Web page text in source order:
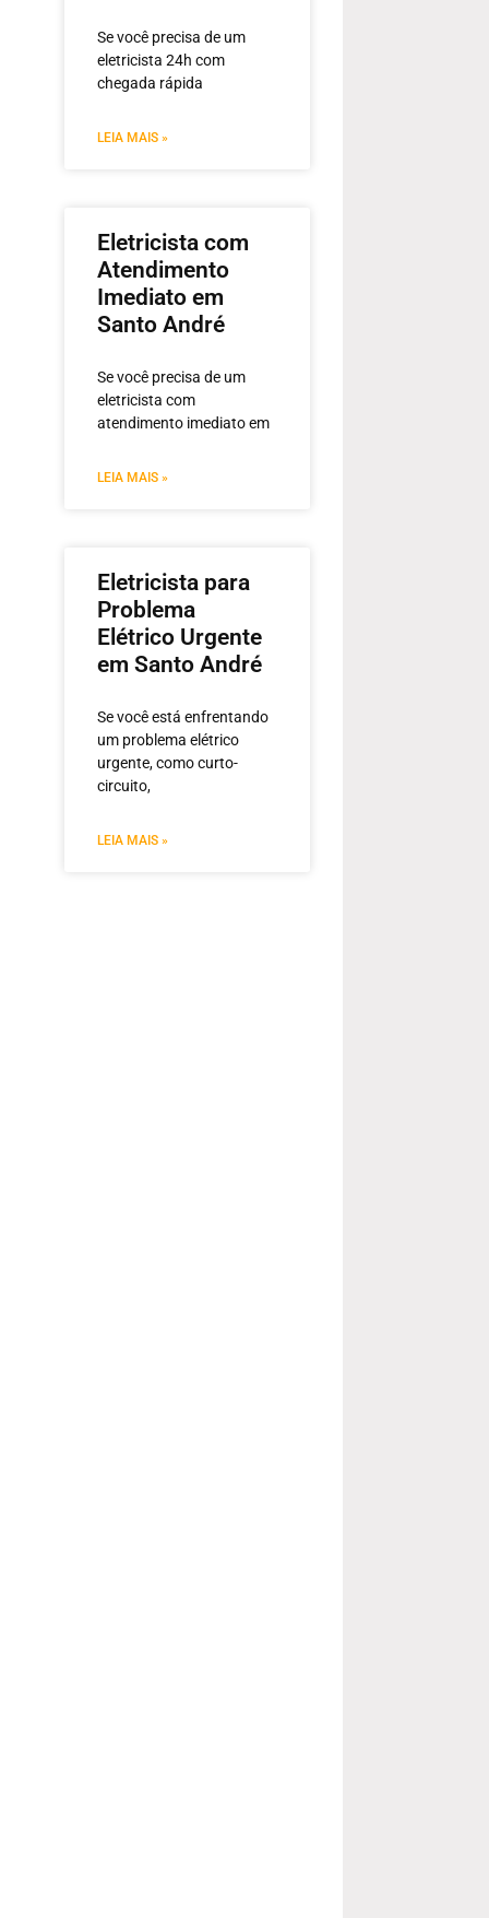
Se você precisa de um
eletricista 24h com
chegada rápida
LEIA MAIS »
Eletricista com
Atendimento
Imediato em
Santo André
Se você precisa de um
eletricista com
atendimento imediato em
LEIA MAIS »
Eletricista para
Problema
Elétrico Urgente
em Santo André
Se você está enfrentando
um problema elétrico
urgente, como curto-
circuito,
LEIA MAIS »